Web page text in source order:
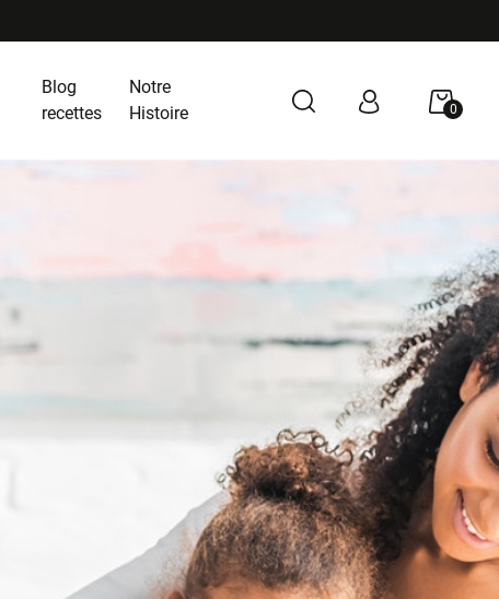
Blog
recettes
Notre
Histoire
0